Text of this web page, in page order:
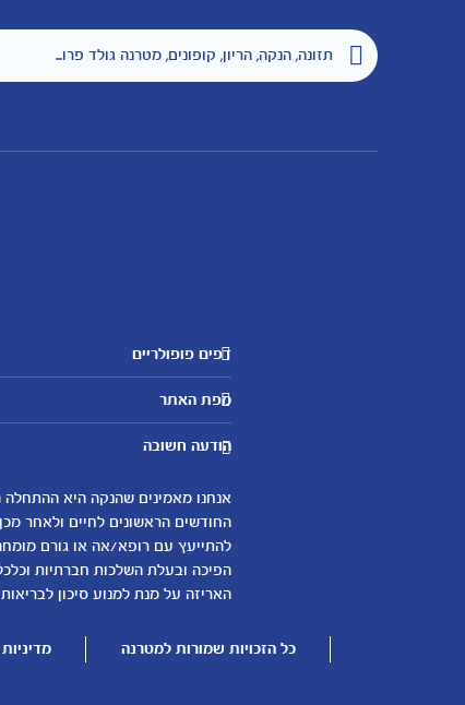
דפים פופולריים
מטרנה לשירותכם
היועצות שלנו
שאלות נפוצות
אודות
لموقع متيرنا باللغة العربية
מפת האתר
אבני דרך
לקראת הריון
0-6 חודשים
6-12 חודשים
12-24 חודשים
הודעה חשובה
החודשים הראשונים לחיים ולאחר
להתייעץ עם רופא/אה או גורם
הפיכה ובעלת השלכות חברתיות
האריזה על מנת למנוע סיכון לבריאות
כל הזכויות שמורות למטרנה